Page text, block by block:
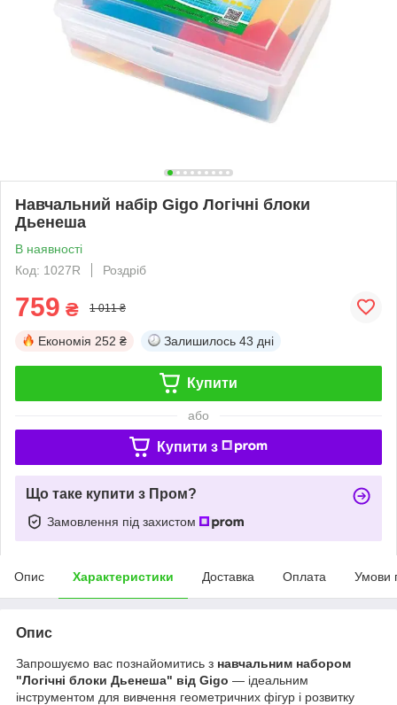
Навчальний набір Gigo Логічні блоки
Дьенеша
В наявності
Код: 1027R
Роздріб
759 ₴ 1 011 ₴
Економія 252 ₴ Залишилось 43 дні
Купити
або
Купити з
Що таке купити з Пром?
Замовлення під захистом
Опис Характеристики Доставка Оплата Умови
Опис
Запрошуємо вас познайомитись з навчальним набором
"Логічні блоки Дьенеша" від Gigo — ідеальним
інструментом для вивчення геометричних фігур і розвитку